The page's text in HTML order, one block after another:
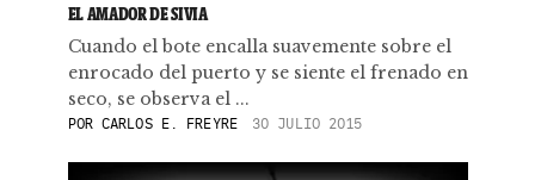
EL AMADOR DE SIVIA
Cuando el bote encalla suavemente sobre el
enrocado del puerto y se siente el frenado en
seco, se observa el ...
PORCARLOS E. FREYRE 30 JULIO 2015